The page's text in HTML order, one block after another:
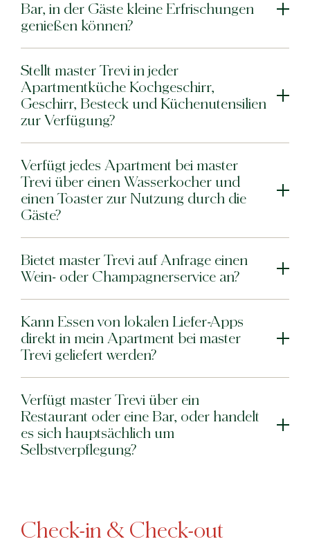
Bar, in der Gäste kleine Erfrischungen
genießen können?
Stellt master Trevi in jeder
Apartmentküche Kochgeschirr,
Geschirr, Besteck und Küchenutensilien
zur Verfügung?
Verfügt jedes Apartment bei master
Trevi über einen Wasserkocher und
einen Toaster zur Nutzung durch die
Gäste?
Bietet master Trevi auf Anfrage einen
Wein- oder Champagnerservice an?
Kann Essen von lokalen Liefer-Apps
direkt in mein Apartment bei master
Trevi geliefert werden?
Verfügt master Trevi über ein
Restaurant oder eine Bar, oder handelt
es sich hauptsächlich um
Selbstverpflegung?
Check-in & Check-out